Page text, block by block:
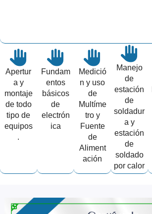
Apertur
a y
montaje
de todo
tipo de
equipos
.
Fundam
entos
básicos
de
electrón
ica
Medició
n y uso
de
Multíme
tro y
Fuente
de
Aliment
ación
Manejo
de
estación
de
soldadur
a y
estación
de
soldado
por calor